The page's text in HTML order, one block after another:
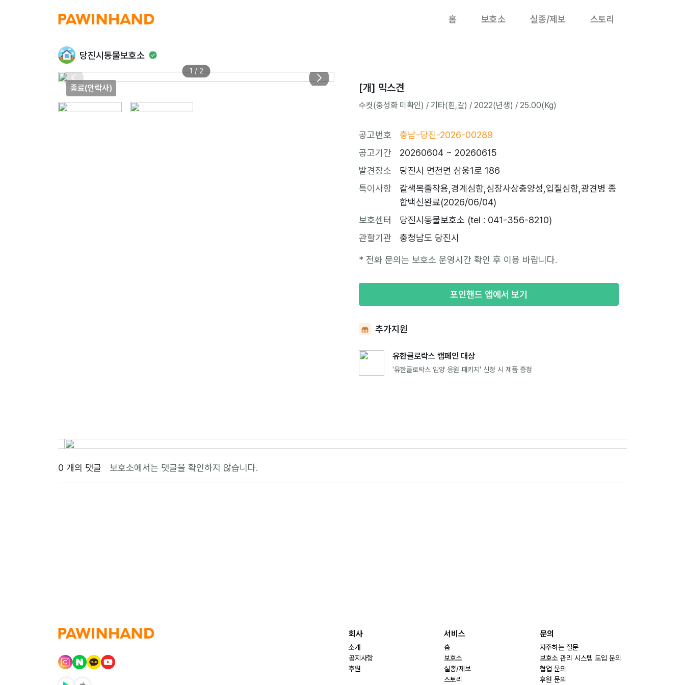
홈 보호소 실종/제보 스토리
당진시동물보호소
종료(안락사)
1 / 2
[개] 믹스견
수컷(중성화 미확인) / 기타(흰,갈) / 2022(년생) / 25.00(Kg)
공고번호
충남-당진-2026-00289
공고기간
20260604 ~ 20260615
발견장소
당진시 면천면 삼웅1로 186
특이사항
갈색목줄착용,경계심함,심장사상충양성,입질심함,광견병 종
합백신완료(2026/06/04)
보호센터
당진시동물보호소 (tel : 041-356-8210)
관할기관
충청남도 당진시
* 전화 문의는 보호소 운영시간 확인 후 이용 바랍니다.
포인핸드 앱에서 보기
추가지원
유한클로락스 캠페인 대상
'유한클로락스 입양 응원 패키지' 신청 시 제품 증정
0 개의 댓글 보호소에서는 댓글을 확인하지 않습니다.
회사
소개
공지사항
후원
서비스
홈
보호소
실종/제보
스토리
문의
자주하는 질문
보호소 관리 시스템 도입 문의
협업 문의
후원 문의